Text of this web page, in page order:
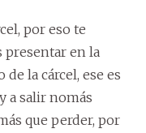
por eso te
presentar en la
la cárcel, ese es
a salir nomás
que perder, por